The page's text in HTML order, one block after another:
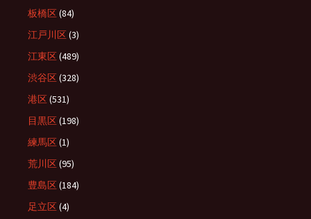
板橋区(84)
江戸川区(3)
江東区(489)
渋谷区(328)
港区(531)
目黒区(198)
練馬区(1)
荒川区(95)
豊島区(184)
足立区(4)